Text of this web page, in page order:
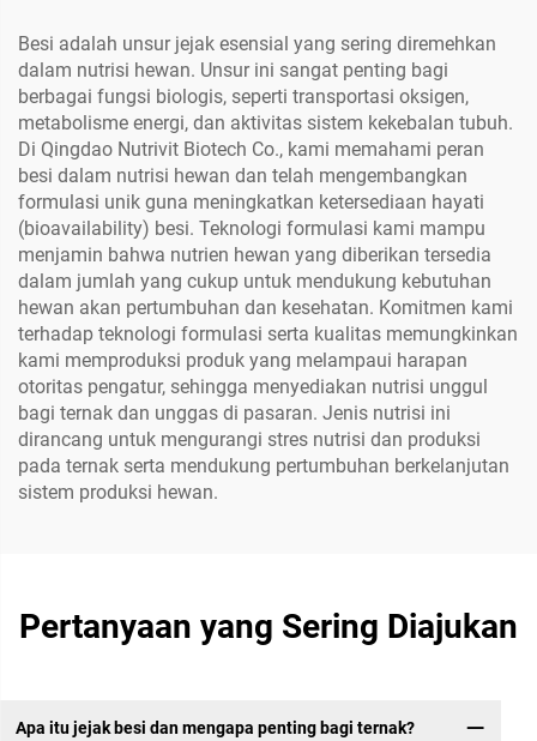
Besi adalah unsur jejak esensial yang sering diremehkan
dalam nutrisi hewan. Unsur ini sangat penting bagi
berbagai fungsi biologis, seperti transportasi oksigen,
metabolisme energi, dan aktivitas sistem kekebalan tubuh.
Di Qingdao Nutrivit Biotech Co., kami memahami peran
besi dalam nutrisi hewan dan telah mengembangkan
formulasi unik guna meningkatkan ketersediaan hayati
(bioavailability) besi. Teknologi formulasi kami mampu
menjamin bahwa nutrien hewan yang diberikan tersedia
dalam jumlah yang cukup untuk mendukung kebutuhan
hewan akan pertumbuhan dan kesehatan. Komitmen kami
terhadap teknologi formulasi serta kualitas memungkinkan
kami memproduksi produk yang melampaui harapan
otoritas pengatur, sehingga menyediakan nutrisi unggul
bagi ternak dan unggas di pasaran. Jenis nutrisi ini
dirancang untuk mengurangi stres nutrisi dan produksi
pada ternak serta mendukung pertumbuhan berkelanjutan
sistem produksi hewan.
Pertanyaan yang Sering Diajukan
Apa itu jejak besi dan mengapa penting bagi ternak?